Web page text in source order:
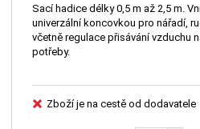
Sací hadice délky 0,5 m až 2,5 m.
univerzální koncovkou pro nářadí,
včetně regulace přisávání vzduchu
potřeby.
Zboží je na cestě od dodavatele